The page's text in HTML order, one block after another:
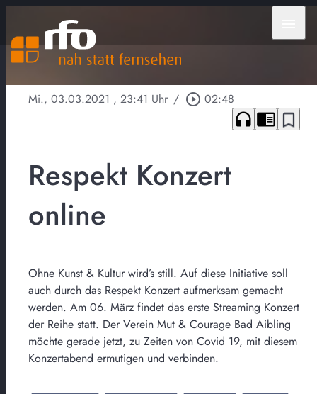
Mi., 03.03.2021 , 23:41 Uhr / play_circle_outline 02:48
headphones chrome_reader_mode bookmark_border
Respekt Konzert
online
Ohne Kunst & Kultur wird’s still. Auf diese Initiative soll
auch durch das Respekt Konzert aufmerksam gemacht
werden. Am 06. März findet das erste Streaming Konzert
der Reihe statt. Der Verein Mut & Courage Bad Aibling
möchte gerade jetzt, zu Zeiten von Covid 19, mit diesem
Konzertabend ermutigen und verbinden.